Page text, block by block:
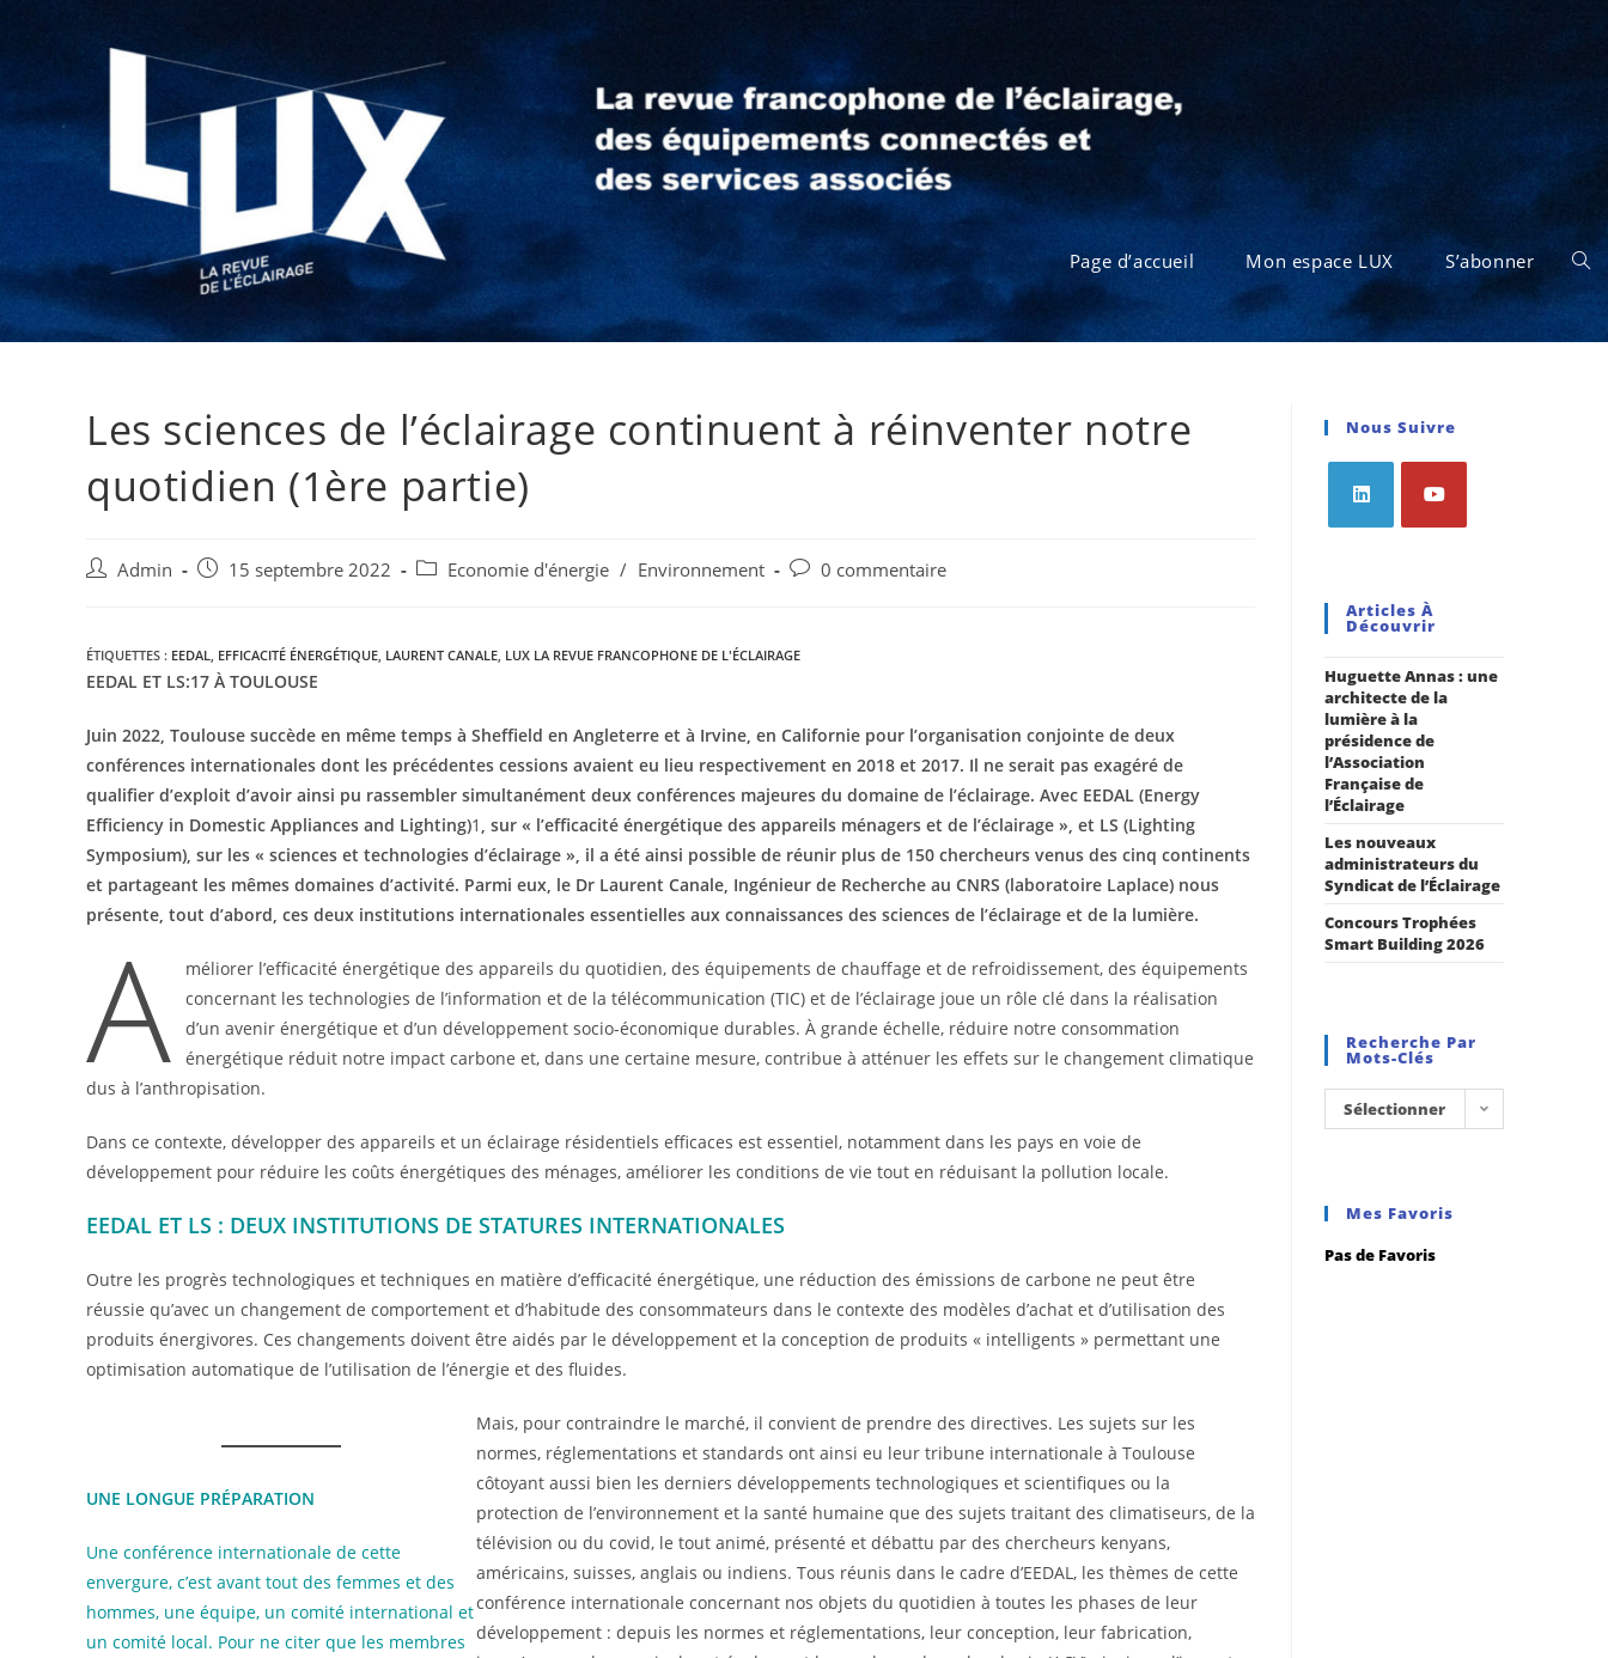
Page d’accueil Mon espace LUX S’abonner
Les sciences de l’éclairage continuent à réinventer notre
quotidien (1ère partie)
Admin 15 septembre 2022 Economie d'énergie / Environnement 0 commentaire
ÉTIQUETTES : EEDAL, EFFICACITÉ ÉNERGÉTIQUE, LAURENT CANALE, LUX LA REVUE FRANCOPHONE DE L'ÉCLAIRAGE
EEDAL ET LS:17 À TOULOUSE
Juin 2022, Toulouse succède en même temps à Sheffield en Angleterre et à Irvine, en Californie pour l’organisation conjointe de deux
conférences internationales dont les précédentes cessions avaient eu lieu respectivement en 2018 et 2017. Il ne serait pas exagéré de
qualifier d’exploit d’avoir ainsi pu rassembler simultanément deux conférences majeures du domaine de l’éclairage. Avec EEDAL (Energy
Efficiency in Domestic Appliances and Lighting)1 , sur « l’efficacité énergétique des appareils ménagers et de l’éclairage », et LS (Lighting
Symposium), sur les « sciences et technologies d’éclairage », il a été ainsi possible de réunir plus de 150 chercheurs venus des cinq continents
et partageant les mêmes domaines d’activité. Parmi eux, le Dr Laurent Canale, Ingénieur de Recherche au CNRS (laboratoire Laplace) nous
présente, tout d’abord, ces deux institutions internationales essentielles aux connaissances des sciences de l’éclairage et de la lumière.
A
méliorer l’efficacité énergétique des appareils du quotidien, des équipements de chauffage et de refroidissement, des équipements
concernant les technologies de l’information et de la télécommunication (TIC) et de l’éclairage joue un rôle clé dans la réalisation
d’un avenir énergétique et d’un développement socio-économique durables. À grande échelle, réduire notre consommation
énergétique réduit notre impact carbone et, dans une certaine mesure, contribue à atténuer les effets sur le changement climatique
dus à l’anthropisation.
Dans ce contexte, développer des appareils et un éclairage résidentiels efficaces est essentiel, notamment dans les pays en voie de
développement pour réduire les coûts énergétiques des ménages, améliorer les conditions de vie tout en réduisant la pollution locale.
EEDAL ET LS : DEUX INSTITUTIONS DE STATURES INTERNATIONALES
Outre les progrès technologiques et techniques en matière d’efficacité énergétique, une réduction des émissions de carbone ne peut être
réussie qu’avec un changement de comportement et d’habitude des consommateurs dans le contexte des modèles d’achat et d’utilisation des
produits énergivores. Ces changements doivent être aidés par le développement et la conception de produits « intelligents » permettant une
optimisation automatique de l’utilisation de l’énergie et des fluides.
UNE LONGUE PRÉPARATION
Une conférence internationale de cette
envergure, c’est avant tout des femmes et des
hommes, une équipe, un comité international et
un comité local. Pour ne citer que les membres
Mais, pour contraindre le marché, il convient de prendre des directives. Les sujets sur les
normes, réglementations et standards ont ainsi eu leur tribune internationale à Toulouse
côtoyant aussi bien les derniers développements technologiques et scientifiques ou la
protection de l’environnement et la santé humaine que des sujets traitant des climatiseurs, de la
télévision ou du covid, le tout animé, présenté et débattu par des chercheurs kenyans,
américains, suisses, anglais ou indiens. Tous réunis dans le cadre d’EEDAL, les thèmes de cette
conférence internationale concernant nos objets du quotidien à toutes les phases de leur
développement : depuis les normes et réglementations, leur conception, leur fabrication,
Nous Suivre
Articles À
Découvrir
Huguette Annas : une
architecte de la
lumière à la
présidence de
l’Association
Française de
l’Éclairage
Les nouveaux
administrateurs du
Syndicat de l’Éclairage
Concours Trophées
Smart Building 2026
Recherche Par
Mots-Clés
Sélectionner
Mes Favoris
Pas de Favoris